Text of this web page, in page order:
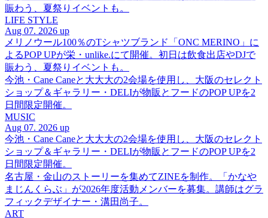
賑わう、夏祭りイベントも。
LIFE STYLE
Aug 07. 2026 up
メリノウール100％のTシャツブランド「ONC MERINO」に
よるPOP UPが栄・unlike.にて開催。初日は飲食出店やDJで
賑わう、夏祭りイベントも。
今池・Cane Caneと大大大の2会場を使用し、大阪のセレクト
ショップ＆ギャラリー・DELIが物販とフードのPOP UPを2
日間限定開催。
MUSIC
Aug 07. 2026 up
今池・Cane Caneと大大大の2会場を使用し、大阪のセレクト
ショップ＆ギャラリー・DELIが物販とフードのPOP UPを2
日間限定開催。
名古屋・金山のストーリーを集めてZINEを制作。「かなや
まじんくらぶ」が2026年度活動メンバーを募集。講師はグラ
フィックデザイナー・溝田尚子。
ART